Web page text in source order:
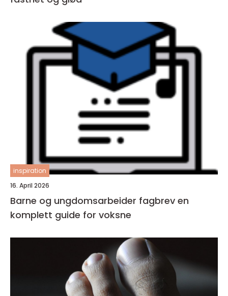
inspiration
16. April 2026
Barne og ungdomsarbeider fagbrev en
komplett guide for voksne